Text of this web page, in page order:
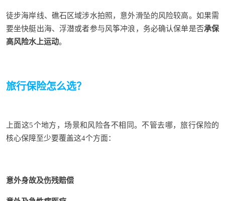
徒步海岸线、礁石区域涉水拍照，意外滑坠的风险较高。如果需
要坐快艇出海、浮潜或者参与风筝冲浪，务必确认保单是否承保
高风险水上运动。
旅行保险怎么选？
上面这5个地方，场景和风险各不相同。不管去哪，旅行保险的
核心保障至少要覆盖这4个方面：
意外身故及伤残赔偿